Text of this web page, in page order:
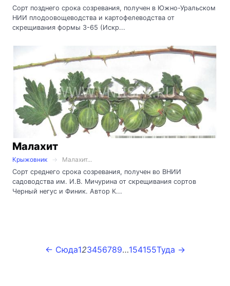
Сорт позднего срока созревания, получен в Южно-Уральском
НИИ плодоовощеводства и картофелеводства от
скрещивания формы 3-65 (Искр...
Малахит
Крыжовник
Малахит...
Сорт среднего срока созревания, получен во ВНИИ
садоводства им. И.В. Мичурина от скрещивания сортов
Черный негус и Финик. Автор К...
← Сюда123456789…154155Туда →